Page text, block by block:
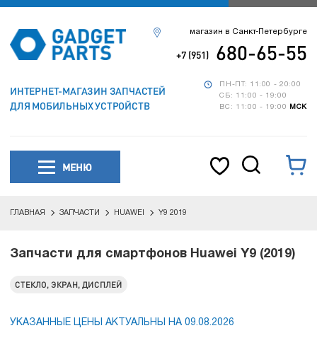
ИНТЕРНЕТ-МАГАЗИН ЗАПЧАСТЕЙ
ДЛЯ МОБИЛЬНЫХ УСТРОЙСТВ
ПН-ПТ: 11:00 - 20:00
СБ: 11:00 - 19:00
ВС: 11:00 - 19:00
МСК
магазин в Санкт-Петербурге
+7 (951) 680-65-55
МЕНЮ
ГЛАВНАЯ ЗАПЧАСТИ HUAWEI Y9 2019
Запчасти для смартфонов Huawei Y9 (2019)
СТЕКЛО, ЭКРАН, ДИСПЛЕЙ
УКАЗАННЫЕ ЦЕНЫ АКТУАЛЬНЫ НА 09.08.2026